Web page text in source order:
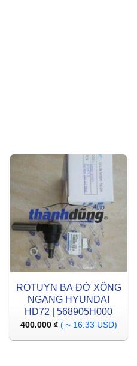
ROTUYN BA ĐỜ XÔNG
NGANG HYUNDAI
HD72 | 568905H000
400.000 ₫ ( ~ 16.33 USD)